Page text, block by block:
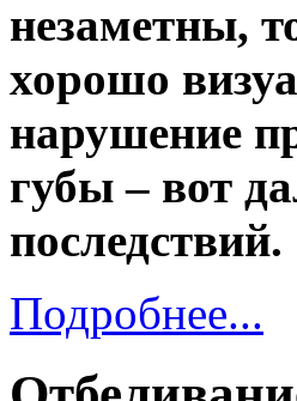
незаметны,
хорошо
нарушение
губы – вот
последствий.
Подробнее...